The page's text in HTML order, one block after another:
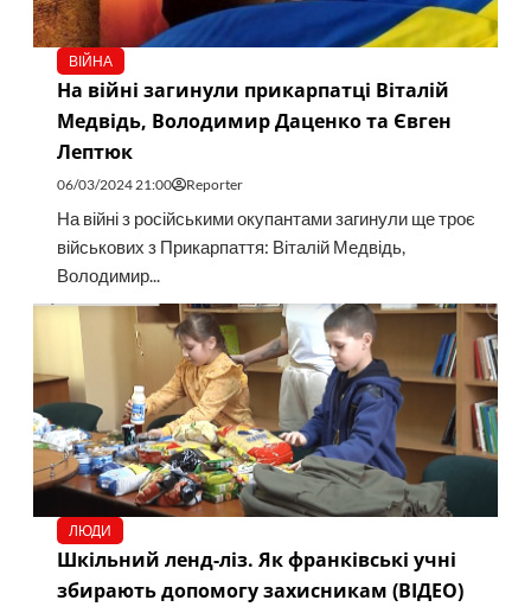
ВІЙНА
На війні загинули прикарпатці Віталій
Медвідь, Володимир Даценко та Євген
Лептюк
06/03/2024 21:00 Reporter
На війні з російськими окупантами загинули ще троє
військових з Прикарпаття: Віталій Медвідь,
Володимир...
ЛЮДИ
Шкільний ленд-ліз. Як франківські учні
збирають допомогу захисникам (ВІДЕО)